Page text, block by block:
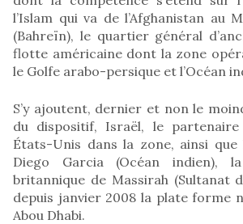
l’Islam qui va de l’Afghanistan au
(Bahreïn), le quartier général
flotte américaine dont la zone
le Golfe arabo-persique et l’Océan
S’y ajoutent, dernier et non le
du dispositif, Israël, le
États-Unis dans la zone, ainsi
Diego Garcia (Océan indien),
britannique de Massirah (Sultanat
depuis janvier 2008 la plate forme
Abou Dhabi.